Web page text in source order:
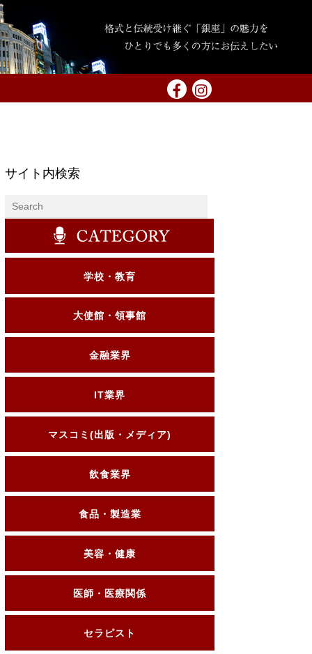
サイト内検索
学校・教育
大使館・領事館
金融業界
IT業界
マスコミ(出版・メディア)
飲食業界
食品・製造業
美容・健康
医師・医療関係
セラピスト